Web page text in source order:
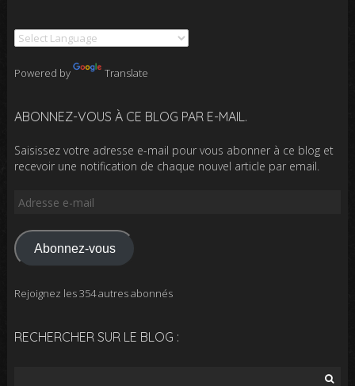
Powered by Translate
ABONNEZ-VOUS À CE BLOG PAR E-MAIL.
Saisissez votre adresse e-mail pour vous abonner à ce blog et
recevoir une notification de chaque nouvel article par email.
Adresse
mail
Abonnez-vous
Rejoignez les 354 autres abonnés
RECHERCHER SUR LE BLOG :